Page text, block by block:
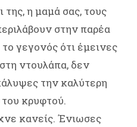
της, η μαμά σας, τους
στην παρέα
γεγονός ότι έμεινες
ντουλάπα, δεν
την καλύτερη
κρυφτού.
κανείς. Ένιωσες